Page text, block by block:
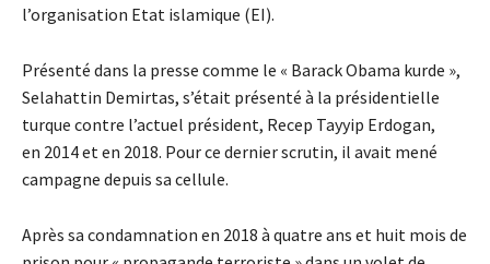
l’organisation Etat islamique (EI).
Présenté dans la presse comme le « Barack Obama kurde »,
Selahattin Demirtas, s’était présenté à la présidentielle
turque contre l’actuel président, Recep Tayyip Erdogan,
en 2014 et en 2018. Pour ce dernier scrutin, il avait mené
campagne depuis sa cellule.
Après sa condamnation en 2018 à quatre ans et huit mois de